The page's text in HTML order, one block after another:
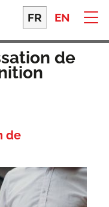
FR EN
de
de